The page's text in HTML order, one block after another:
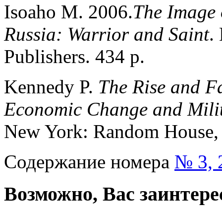
Isoaho M. 2006.The
Russia: Warrior and Saint.
Publishers. 434 p.
Kennedy P. The Rise and
Economic Change and
New York: Random
Содержание номера № 3,
Возможно, Вас